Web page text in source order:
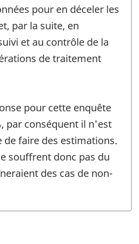
pour en déceler les
par la suite, en
et au contrôle de la
de traitement
pour cette enquête
par conséquent il n'est
de faire des estimations.
souffrent donc pas du
des cas de non-